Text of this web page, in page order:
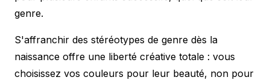
genre.
S'affranchir des stéréotypes de genre dès la
naissance offre une liberté créative totale : vous
choisissez vos couleurs pour leur beauté, non pour